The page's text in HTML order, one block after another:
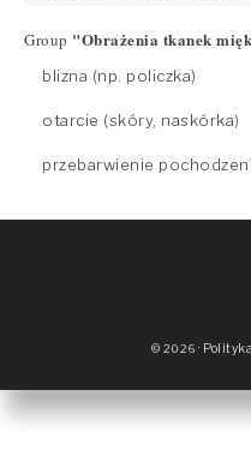
Group "Obrażenia tkanek
blizna (np. policzka)
otarcie (skóry, naskórka)
przebarwienie
© 2026 ·